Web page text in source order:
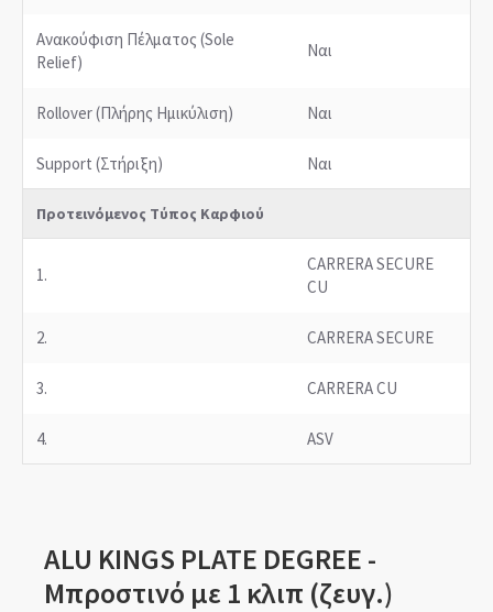
Ανακούφιση Πέλματος (Sole
Relief)
Ναι
Rollover (Πλήρης Ημικύλιση) Ναι
Support (Στήριξη) Ναι
Προτεινόμενος Τύπος Καρφιού
1.
CARRERA SECURE
CU
2. CARRERA SECURE
3. CARRERA CU
4. ASV
ALU KINGS PLATE DEGREE -
Μπροστινό με 1 κλιπ (ζευγ.)